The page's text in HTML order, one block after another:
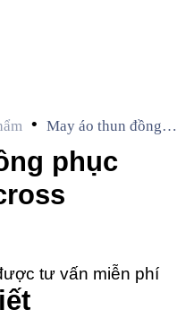
• May áo thun đồng
phục công ty
Greencross
phục
tư vấn miễn phí